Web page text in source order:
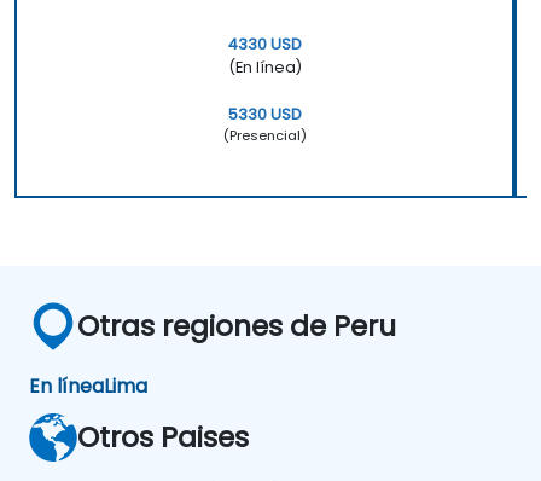
4330 USD
(En línea)
5330 USD
(Presencial)
Otras regiones de Peru
En líneaLima
Otros Paises